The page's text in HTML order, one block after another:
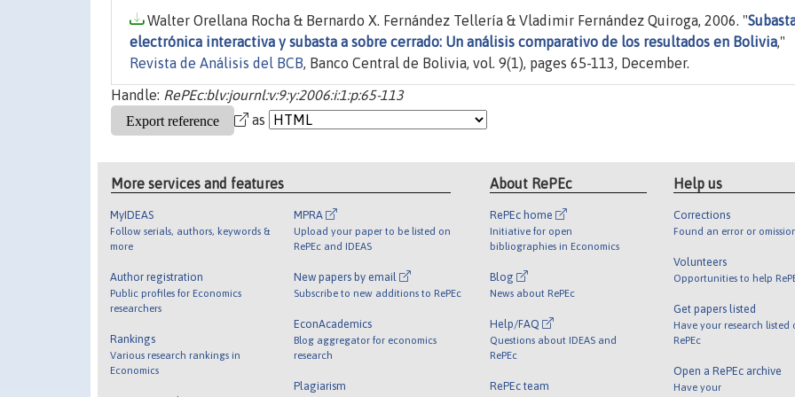
Walter Orellana Rocha & Bernardo X. Fernández Tellería & Vladimir Fernández Quiroga, 2006. "
electrónica interactiva y subasta a sobre cerrado: Un análisis comparativo de los resultados en Bolivia,"
Revista de Análisis del BCB, Banco Central de Bolivia, vol. 9(1), pages 65-113, December.
Handle: RePEc:blv:journl:v:9:y:2006:i:1:p:65-113
as
More services and features
MyIDEAS
Follow serials, authors, keywords &
more
Author registration
Public profiles for Economics
researchers
Rankings
Various research rankings in
Economics
MPRA
Upload your paper to be listed on
RePEc and IDEAS
New papers by email
Subscribe to new additions to RePEc
EconAcademics
Blog aggregator for economics
research
Plagiarism
About RePEc
RePEc home
Initiative for open
bibliographies in Economics
Blog
News about RePEc
Help/FAQ
Questions about IDEAS and
RePEc
RePEc team
Help us
Corrections
Found an error or
Volunteers
Opportunities to help
Get papers listed
Have your research listed
RePEc
Open a RePEc archive
Have your